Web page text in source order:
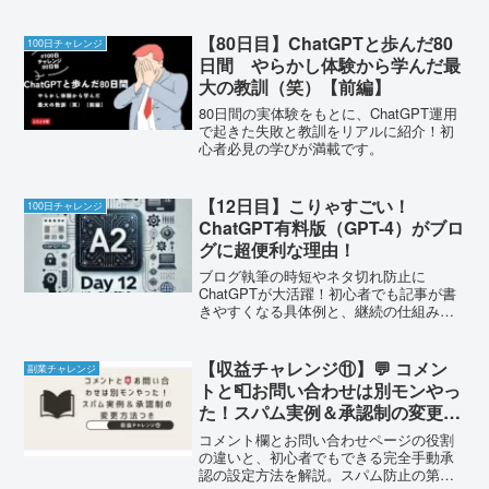
100日チャレンジ
【80日目】ChatGPTと歩んだ80
日間 やらかし体験から学んだ最
大の教訓（笑）【前編】
80日間の実体験をもとに、ChatGPT運用
で起きた失敗と教訓をリアルに紹介！初
心者必見の学びが満載です。
100日チャレンジ
【12日目】こりゃすごい！
ChatGPT有料版（GPT-4）がブロ
グに超便利な理由！
ブログ執筆の時短やネタ切れ防止に
ChatGPTが大活躍！初心者でも記事が書
きやすくなる具体例と、継続の仕組みを
副業チャレンジ
【収益チャレンジ⑪】💬 コメン
トと📮お問い合わせは別モンやっ
た！スパム実例＆承認制の変更方
法つき
コメント欄とお問い合わせページの役割
の違いと、初心者でもできる完全手動承
認の設定方法を解説。スパム防止の第一